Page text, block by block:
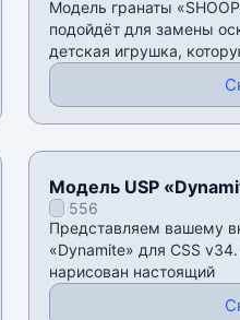
Модель гранаты
подойдёт для замены
детская игрушка,
Модель USP
556
Представляем вашему
«Dynamite» для CSS
нарисован настоящий